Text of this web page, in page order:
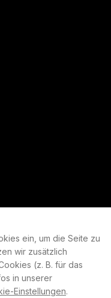
ein, um die Seite zu
wir zusätzlich
(z. B. für das
in unserer
Einstellungen.